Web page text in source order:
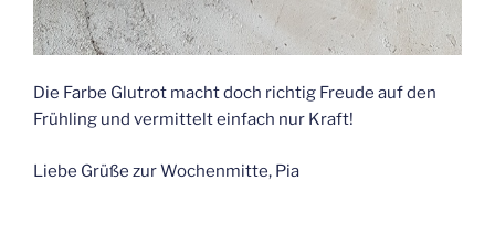
Die Farbe Glutrot macht doch richtig Freude auf den
Frühling und vermittelt einfach nur Kraft!
Liebe Grüße zur Wochenmitte, Pia